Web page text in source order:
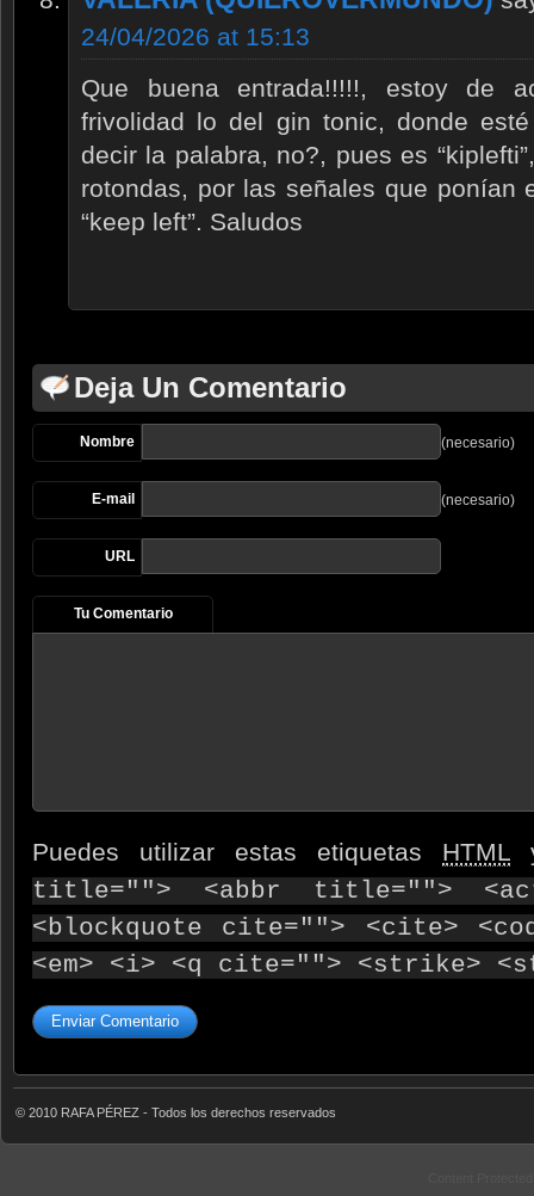
24/04/2026 at 15:13
Que buena entrada!!!!!, estoy de
frivolidad lo del gin tonic, donde
decir la palabra, no?, pues es
rotondas, por las señales que ponían
“keep left”. Saludos
Deja Un Comentario
Nombre (necesario)
E-mail (necesario)
URL
Tu Comentario
Puedes utilizar estas etiquetas HTML
title=""> <abbr title="">
<blockquote cite=""> <cite>
<em> <i> <q cite=""> <strike>
© 2010 RAFA PÉREZ - Todos los derechos reservados